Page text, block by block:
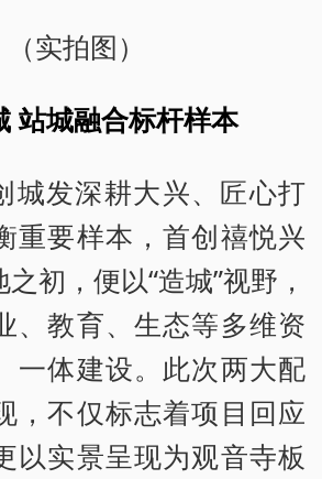
（实拍图）
站城融合标杆样本
城发深耕大兴、匠心打
重要样本，首创禧悦兴
初，便以“造城”视野，
、教育、生态等多维资
一体建设。此次两大配
，不仅标志着项目回应
以实景呈现为观音寺板